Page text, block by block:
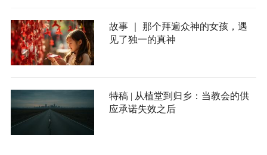
故事 ｜ 那个拜遍众神的女孩，遇
见了独一的真神
特稿 | 从植堂到归乡：当教会的供
应承诺失效之后